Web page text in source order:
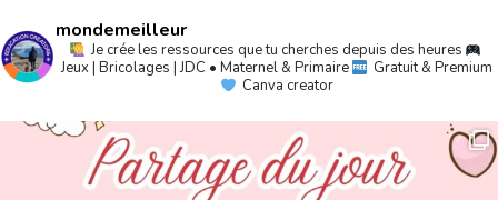
mondemeilleur
Je crée les ressources que tu cherches depuis des heures
Jeux | Bricolages | JDC • Maternel & Primaire
Gratuit & Premium
Canva creator